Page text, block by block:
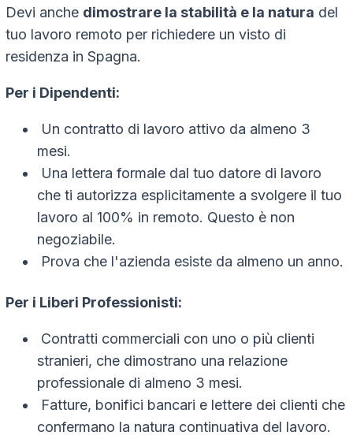
Devi anche dimostrare la stabilità e la natura del
tuo lavoro remoto per richiedere un visto di
residenza in Spagna.
Per i Dipendenti:
Un contratto di lavoro attivo da almeno 3
mesi.
Una lettera formale dal tuo datore di lavoro
che ti autorizza esplicitamente a svolgere il tuo
lavoro al 100% in remoto. Questo è non
negoziabile.
Prova che l'azienda esiste da almeno un anno.
Per i Liberi Professionisti:
Contratti commerciali con uno o più clienti
stranieri, che dimostrano una relazione
professionale di almeno 3 mesi.
Fatture, bonifici bancari e lettere dei clienti che
confermano la natura continuativa del lavoro.